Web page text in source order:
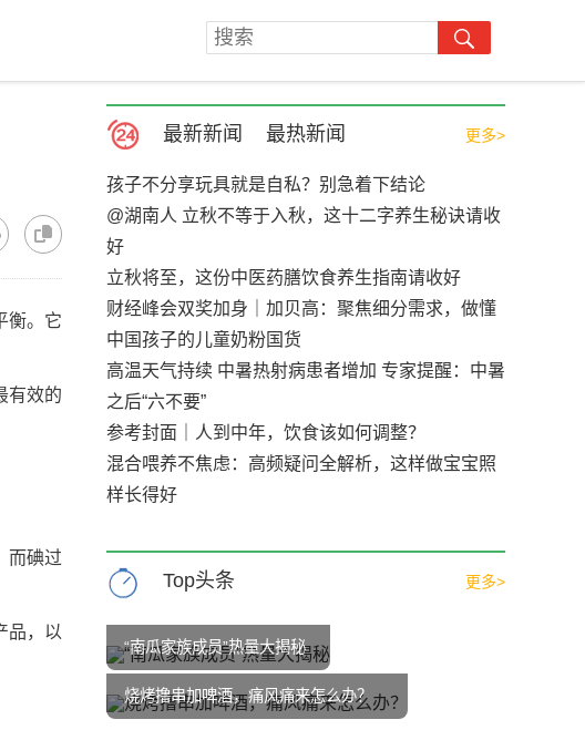
衡。它
有效的
而碘过
品，以
最新新闻 最热新闻 更多>
孩子不分享玩具就是自私？别急着下结论
@湖南人 立秋不等于入秋，这十二字养生秘诀请收
好
立秋将至，这份中医药膳饮食养生指南请收好
财经峰会双奖加身｜加贝高：聚焦细分需求，做懂
中国孩子的儿童奶粉国货
高温天气持续 中暑热射病患者增加 专家提醒：中暑
之后“六不要”
参考封面｜人到中年，饮食该如何调整？
混合喂养不焦虑：高频疑问全解析，这样做宝宝照
样长得好
Top头条 更多>
“南瓜家族成员”热量大揭秘
烧烤撸串加啤酒，痛风痛来怎么办？